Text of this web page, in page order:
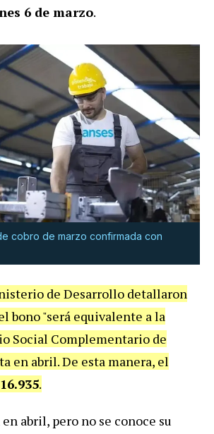
6 de marzo.
cobro de marzo confirmada con
de Desarrollo detallaron
bono "será equivalente a la
Social Complementario de
en abril. De esta manera, el
.
abril, pero no se conoce su